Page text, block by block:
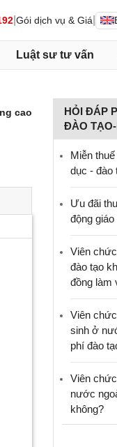
Gói dịch vụ & Giá
Luật sư tư vấn
cao
HỎI ĐÁP
ĐÀO
Miễn
dục - đào
Ưu đãi
động
Viên
đào tạo
đồng làm
Viên
sinh ở
phí đào
Viên
nước
không?